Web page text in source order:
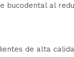
bucodental al
de alta